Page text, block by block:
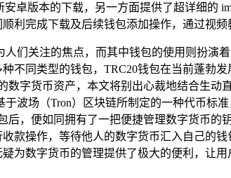
卓版本的下载，另一方面提供了超详细的
利完成下载及后续钱包添加操作，通过视
们关注的焦点，而其中钱包的使用则扮演
不同类型的钱包，TRC20钱包在当前蓬勃
数字货币资产，本文将别出心裁地结合生
波场（Tron）区块链所制定的一种代币标
后，便如同拥有了一把便捷管理数字货币
款操作，等待他人的数字货币汇入自己的
为数字货币的管理提供了极大的便利，让用